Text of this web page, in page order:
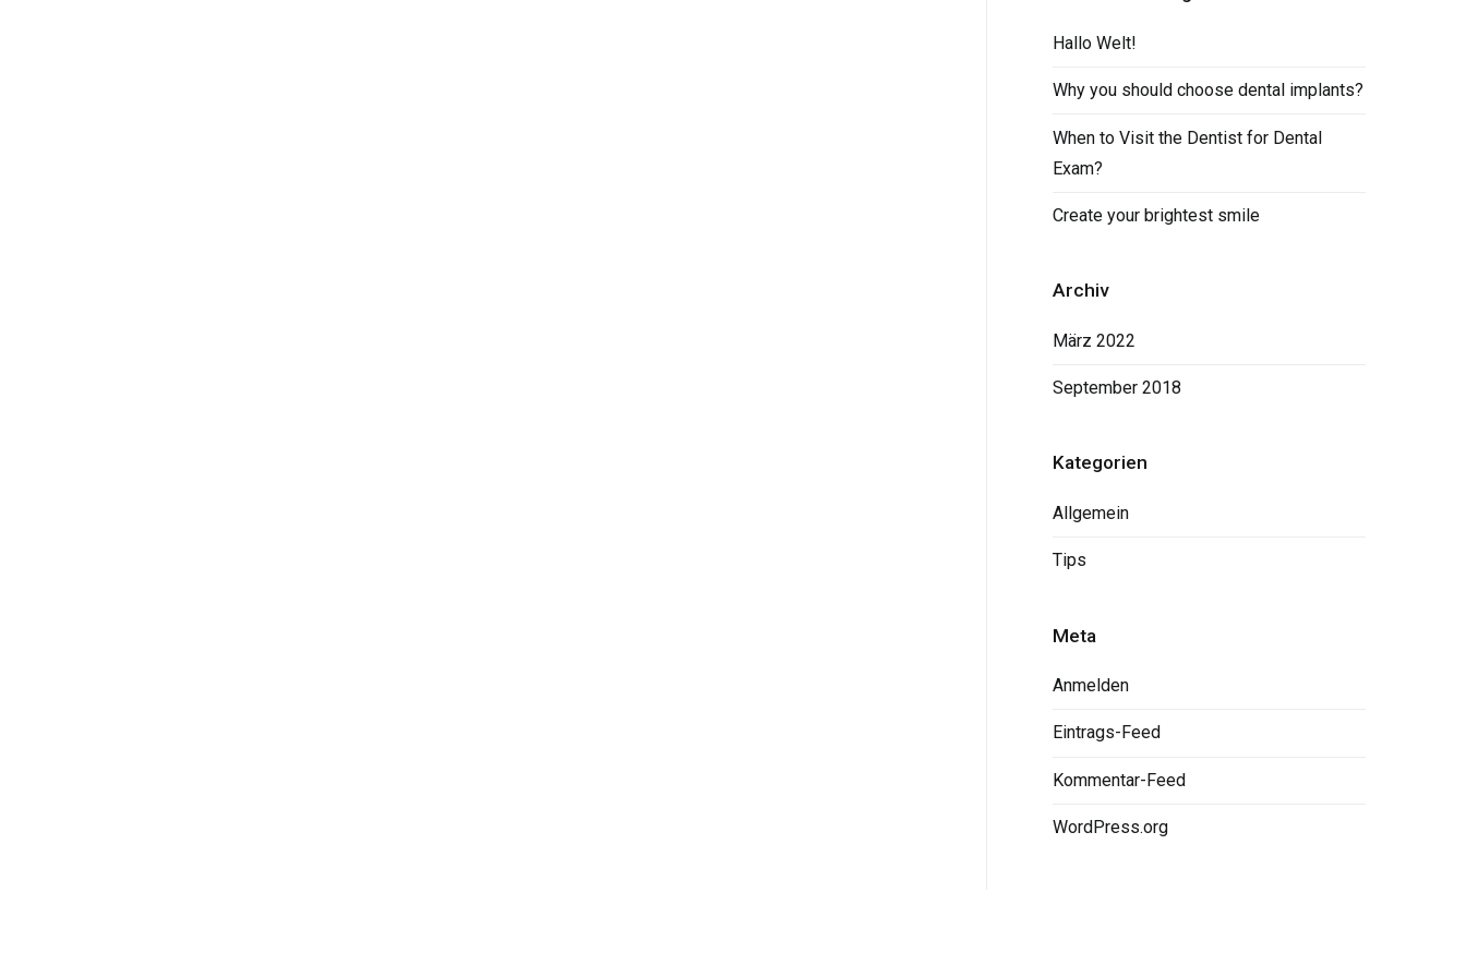
Hallo Welt!
Why you should choose dental implants?
When to Visit the Dentist for Dental
Exam?
Create your brightest smile
Archiv
März 2022
September 2018
Kategorien
Allgemein
Tips
Meta
Anmelden
Eintrags-Feed
Kommentar-Feed
WordPress.org